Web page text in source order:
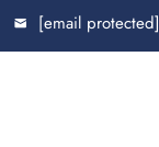
[email protected]